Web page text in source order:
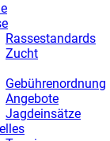
Rassestandards
Zucht
Gebührenordnung
Angebote
Jagdeinsätze